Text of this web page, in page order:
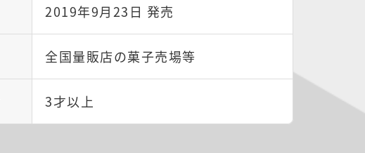
2019年9月23日 発売
全国量販店の菓子売場等
3才以上